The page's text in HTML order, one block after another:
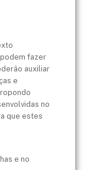
fazer
auxiliar
e
no
que estes
e no